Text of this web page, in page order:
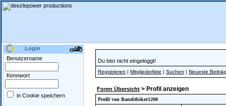
Login
Benutzername
Kennwort
in Cookie speichern
Du bist nicht eingeloggt!
Registrieren | Mitgliederliste | Suchen | Neueste
Foren Übersicht > Profil anzeigen
Profil von Banditbiker1200